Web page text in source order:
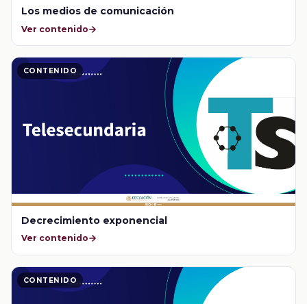
Los medios de comunicación
Ver contenido
CONTENIDO
Decrecimiento exponencial
Ver contenido
CONTENIDO